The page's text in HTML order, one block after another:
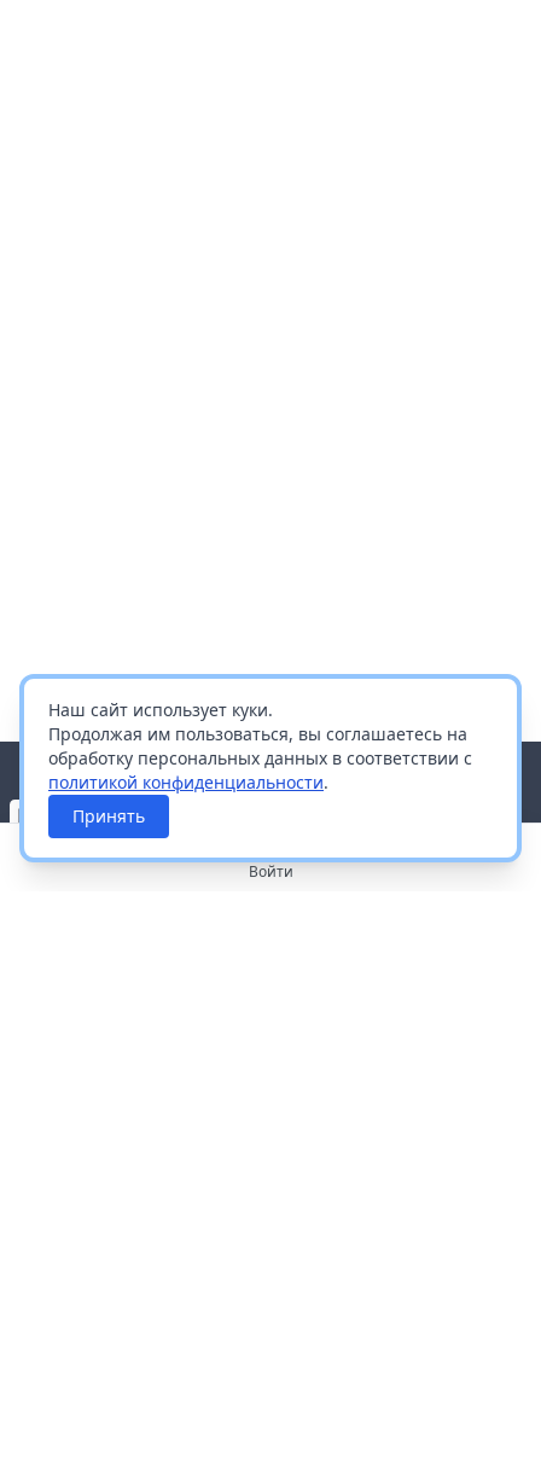
Наш сайт использует куки.
Продолжая им пользоваться, вы соглашаетесь на
обработку персональных данных в соответствии с
политикой конфиденциальности.
Принять
Войти